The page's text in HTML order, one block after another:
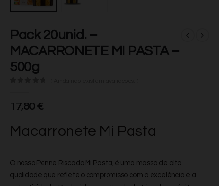
Pack 20unid. –
MACARRONETE MI PASTA –
500g
17,80 €
Macarronete Mi Pasta
O nosso Penne Riscado Mi Pasta, é uma massa de alta
qualidade que reflete o compromisso com a excelência e a